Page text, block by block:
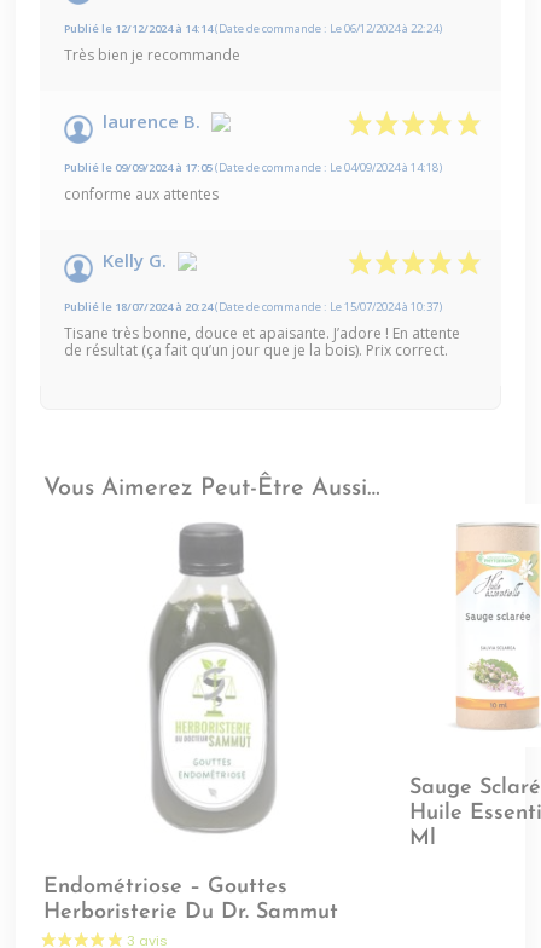
Publié le 12/12/2024 à 14:14(Date de commande : Le 06/12/2024 à 22:24)
Très bien je recommande
laurence B.
Publié le 09/09/2024 à 17:05(Date de commande : Le 04/09/2024 à 14:18)
conforme aux attentes
Kelly G.
Publié le 18/07/2024 à 20:24(Date de commande : Le 15/07/2024 à 10:37)
Tisane très bonne, douce et apaisante. J’adore ! En attente
de résultat (ça fait qu’un jour que je la bois). Prix correct.
Vous Aimerez Peut-Être Aussi…
Endométriose – Gouttes
Herboristerie Du Dr. Sammut
Sauge
Huile
Ml